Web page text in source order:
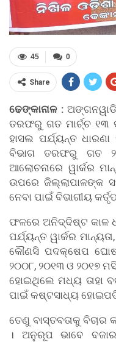
0
45
Share
ଢେଙ୍କାନାଳ :ଅଙ୍ଗନୱାଡି
ତରଫରୁ ଗତ ମାର୍ଚ୍ଚ ୧୩
ହାସଲ ପର୍ଯ୍ୟନ୍ତ
ବିଭାଗ ତରଫରୁ ଗତ
ଆଲୋଚନାରେ ୱାର୍କର
ଉପରେ ଜିଲ୍ଲାପାଳଙ୍କ
ନେବା ପାଇଁ ବିଭାଗୀୟ
ଫଳରେ ଅନିଦ୍ଦିଷ୍ଟ କାଳ
ପର୍ଯ୍ୟନ୍ତ ୱାର୍କର
କୌଣସି ପଦକ୍ଷେପ
୨୦୦୮, ୨୦୧୩ ଓ ୨୦୧୭
ହୋଇଥିଲେ ମଧ୍ୟ ତାହା
ପାଇଁ କଷ୍ଟସାଧ୍ୟ
ତେଣୁ ବାସ୍ତବତାକୁ ବିଚାର
। ଅନୁରୂପ ଭାବେ